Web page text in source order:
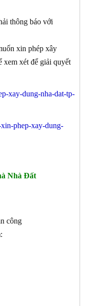
thông báo với
xin phép xây
xem xét để giải quyết
xay-dung-nha-dat-tp-
phep-xay-dung-
Nhà Đất
công